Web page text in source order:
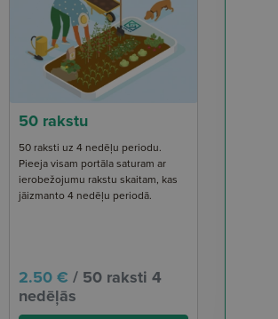
50 rakstu
50 raksti uz 4 nedēļu periodu.
Pieeja visam portāla saturam ar
ierobežojumu rakstu skaitam, kas
jāizmanto 4 nedēļu periodā.
2.50 € / 50 raksti 4
nedēļās